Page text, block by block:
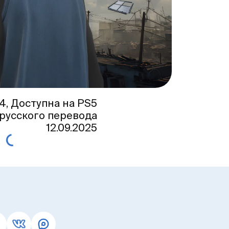
Доступна на PS5
перевода
12.09.2025